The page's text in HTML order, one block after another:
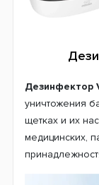
Дезинфектор
уничтожения
щетках и их
медицинских,